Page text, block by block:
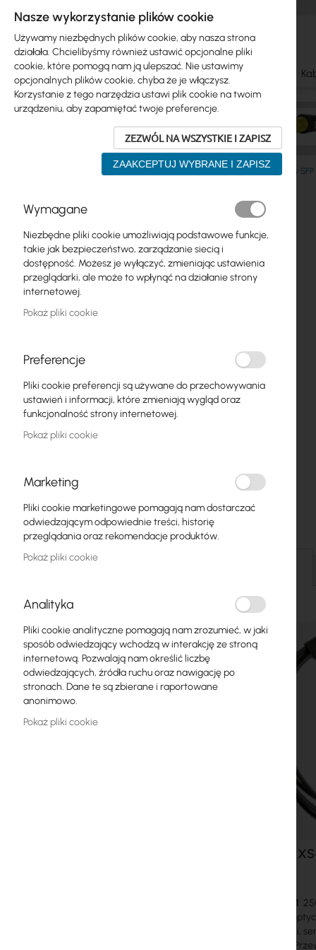
Ubiquiti Mikrotik WiFi & SOHO
Kable DAC, moduły
Skip
product
list
Ubiquiti
Mikrotik
WiFi & SOHO
Anteny
Switch
Punkty dostępowe
Kable koncentryczne
Zasilanie
GPON
Kable LAN
Routery LAN
Licencje MikroTik
Monitoring, Smart Home IoT
Zewnętrzne urządzenia WiFi
na
galerii
Przejdź
na
MikroTik
XS+DA0001
modułów
przełączniki,
SFF-8472.
Nasze wykorzystanie plików cookie
Używamy niezbędnych plików cookie, aby nasza strona
działała. Chcielibyśmy również ustawić opcjonalne pliki
cookie, które pomogą nam ją ulepszać. Nie ustawimy
opcjonalnych plików cookie, chyba że je włączysz.
Korzystanie z tego narzędzia ustawi plik cookie na twoim
urządzeniu, aby zapamiętać twoje preferencje.
ZEZWÓL NA WSZYSTKIE I ZAPISZ
ZAAKCEPTUJ WYBRANE I ZAPISZ
Wymagane
Niezbędne pliki cookie umożliwiają podstawowe funkcje,
takie jak bezpieczeństwo, zarządzanie siecią i
dostępność. Możesz je wyłączyć, zmieniając ustawienia
przeglądarki, ale może to wpłynąć na działanie strony
internetowej.
Pokaż pliki cookie
Preferencje
Pliki cookie preferencji są używane do przechowywania
ustawień i informacji, które zmieniają wygląd oraz
funkcjonalność strony internetowej.
Pokaż pliki cookie
Marketing
Pliki cookie marketingowe pomagają nam dostarczać
odwiedzającym odpowiednie treści, historię
przeglądania oraz rekomendacje produktów.
Pokaż pliki cookie
Analityka
Pliki cookie analityczne pomagają nam zrozumieć, w jaki
sposób odwiedzający wchodzą w interakcję ze stroną
internetową. Pozwalają nam określić liczbę
odwiedzających, źródła ruchu oraz nawigację po
stronach. Dane te są zbierane i raportowane
anonimowo.
Pokaż pliki cookie